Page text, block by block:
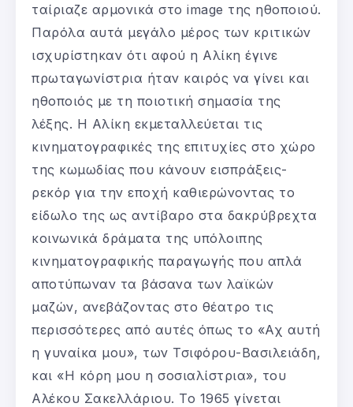
ταίριαζε αρμονικά στο image της ηθοποιού.
Παρόλα αυτά μεγάλο μέρος των κριτικών
ισχυρίστηκαν ότι αφού η Αλίκη έγινε
πρωταγωνίστρια ήταν καιρός να γίνει και
ηθοποιός με τη ποιοτική σημασία της
λέξης. Η Αλίκη εκμεταλλεύεται τις
κινηματογραφικές της επιτυχίες στο χώρο
της κωμωδίας που κάνουν εισπράξεις-
ρεκόρ για την εποχή καθιερώνοντας το
είδωλο της ως αντίβαρο στα δακρύβρεχτα
κοινωνικά δράματα της υπόλοιπης
κινηματογραφικής παραγωγής που απλά
αποτύπωναν τα βάσανα των λαϊκών
μαζών, ανεβάζοντας στο θέατρο τις
περισσότερες από αυτές όπως το «Αχ αυτή
η γυναίκα μου», των Τσιφόρου-Βασιλειάδη,
και «Η κόρη μου η σοσιαλίστρια», του
Αλέκου Σακελλάριου. Το 1965 γίνεται